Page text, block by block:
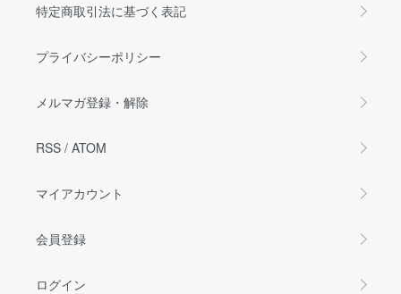
特定商取引法に基づく表記
プライバシーポリシー
メルマガ登録・解除
RSS / ATOM
マイアカウント
会員登録
ログイン